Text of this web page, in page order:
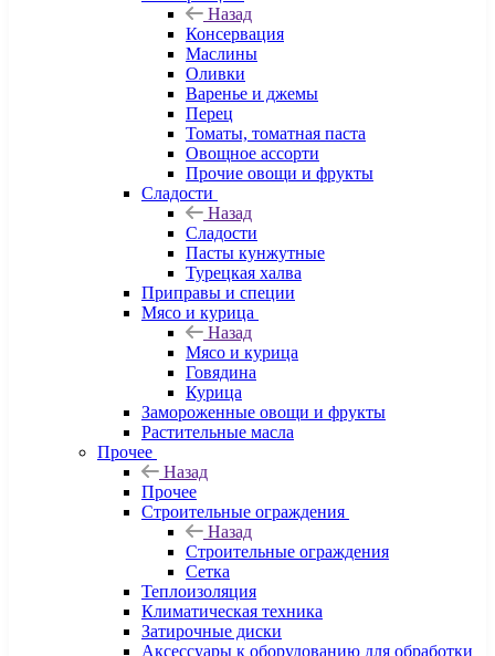
Назад
Консервация
Маслины
Оливки
Варенье и джемы
Перец
Томаты, томатная паста
Овощное ассорти
Прочие овощи и фрукты
Сладости
Назад
Сладости
Пасты кунжутные
Турецкая халва
Приправы и специи
Мясо и курица
Назад
Мясо и курица
Говядина
Курица
Замороженные овощи и фрукты
Растительные масла
Прочее
Назад
Прочее
Строительные ограждения
Назад
Строительные ограждения
Сетка
Теплоизоляция
Климатическая техника
Затирочные диски
Аксессуары к оборудованию для обработки